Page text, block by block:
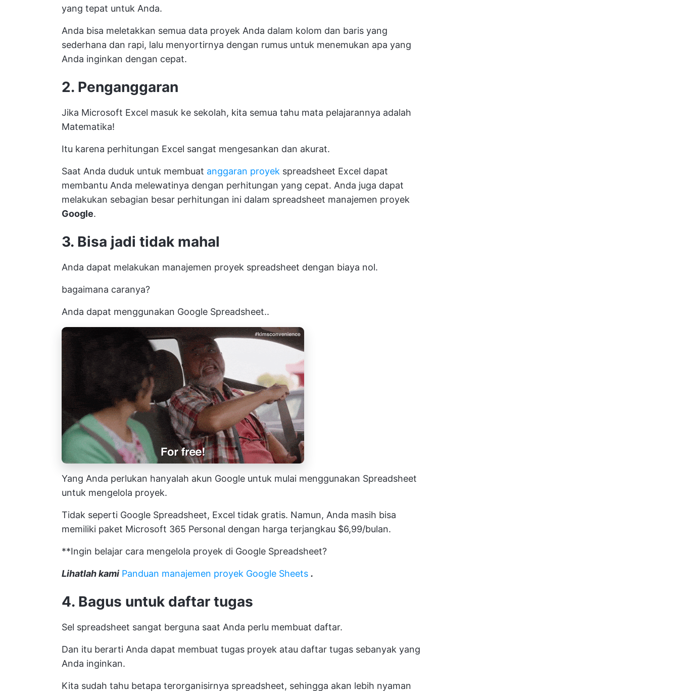
yang tepat untuk Anda.
Anda bisa meletakkan semua data proyek Anda dalam kolom dan baris yang
sederhana dan rapi, lalu menyortirnya dengan rumus untuk menemukan apa yang
Anda inginkan dengan cepat.
2. Penganggaran
Jika Microsoft Excel masuk ke sekolah, kita semua tahu mata pelajarannya adalah
Matematika!
Itu karena perhitungan Excel sangat mengesankan dan akurat.
Saat Anda duduk untuk membuat anggaran proyek spreadsheet Excel dapat
membantu Anda melewatinya dengan perhitungan yang cepat. Anda juga dapat
melakukan sebagian besar perhitungan ini dalam spreadsheet manajemen proyek
Google.
3. Bisa jadi tidak mahal
Anda dapat melakukan manajemen proyek spreadsheet dengan biaya nol.
bagaimana caranya?
Anda dapat menggunakan Google Spreadsheet..
Yang Anda perlukan hanyalah akun Google untuk mulai menggunakan Spreadsheet
untuk mengelola proyek.
Tidak seperti Google Spreadsheet, Excel tidak gratis. Namun, Anda masih bisa
memiliki paket Microsoft 365 Personal dengan harga terjangkau $6,99/bulan.
**Ingin belajar cara mengelola proyek di Google Spreadsheet?
Lihatlah kami Panduan manajemen proyek Google Sheets .
4. Bagus untuk daftar tugas
Sel spreadsheet sangat berguna saat Anda perlu membuat daftar.
Dan itu berarti Anda dapat membuat tugas proyek atau daftar tugas sebanyak yang
Anda inginkan.
Kita sudah tahu betapa terorganisirnya spreadsheet, sehingga akan lebih nyaman